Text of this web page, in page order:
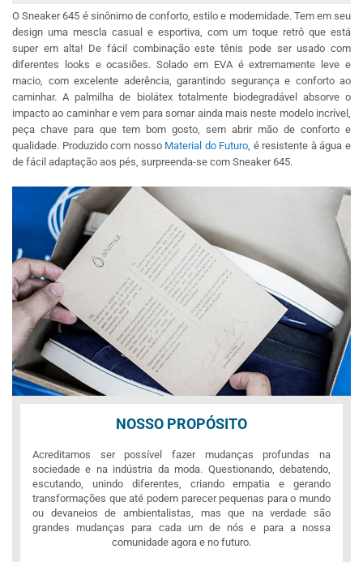
O Sneaker 645 é sinônimo de conforto, estilo e modernidade. Tem em seu
design uma mescla casual e esportiva, com um toque retrô que está
super em alta! De fácil combinação este tênis pode ser usado com
diferentes looks e ocasiões. Solado em EVA é extremamente leve e
macio, com excelente aderência, garantindo segurança e conforto ao
caminhar. A palmilha de biolátex totalmente biodegradável absorve o
impacto ao caminhar e vem para somar ainda mais neste modelo incrível,
peça chave para que tem bom gosto, sem abrir mão de conforto e
qualidade. Produzido com nosso Material do Futuro, é resistente à água e
de fácil adaptação aos pés, surpreenda-se com Sneaker 645.
NOSSO PROPÓSITO
Acreditamos ser possível fazer mudanças profundas na
sociedade e na indústria da moda. Questionando, debatendo,
escutando, unindo diferentes, criando empatia e gerando
transformações que até podem parecer pequenas para o mundo
ou devaneios de ambientalistas, mas que na verdade são
grandes mudanças para cada um de nós e para a nossa
comunidade agora e no futuro.